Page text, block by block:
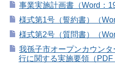
事業実施計画書（Word：
様式第1号（誓約書）（
様式第2号（質問書）（
我孫子市オープンカウン
行に関する実施要領（PDF